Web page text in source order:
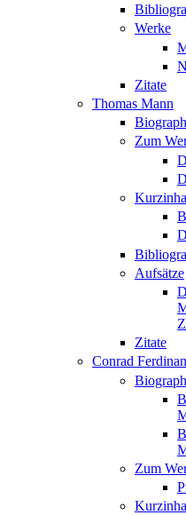
Werke
Zitate
Thomas Mann
Zum
Aufsätze
Zitate
Conrad
Zum